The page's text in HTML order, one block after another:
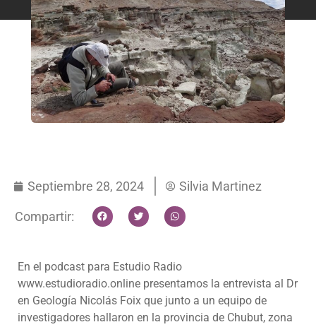
Septiembre 28, 2024 Silvia Martinez
Compartir:
En el podcast para Estudio Radio
www.estudioradio.online presentamos la entrevista al Dr
en Geología Nicolás Foix que junto a un equipo de
investigadores hallaron en la provincia de Chubut, zona